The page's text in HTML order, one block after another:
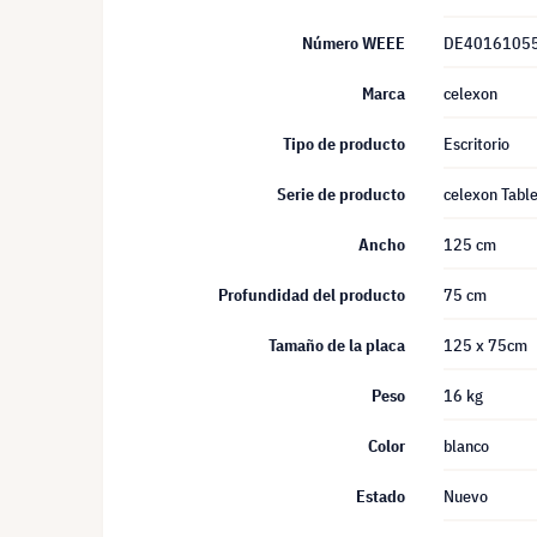
Número WEEE
Marca celexon
Tipo de producto Escritorio
Serie de producto celexon
Ancho 125 cm
Profundidad del producto 75 cm
Tamaño de la placa 125 x 75cm
Peso 16 kg
Color blanco
Estado Nuevo